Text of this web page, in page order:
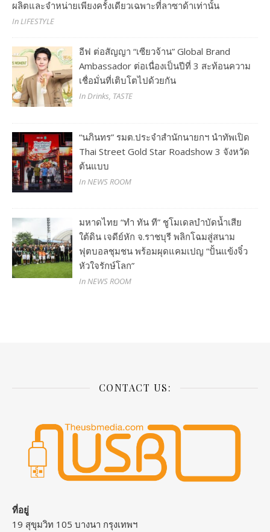
ผลิตและจำหน่ายเพียงครั้งเดียวเฉพาะที่ลาซาด้าเท่านั้น
In LIFESTYLE
อีฟ ต่อสัญญา “เซียวจ้าน” Global Brand
Ambassador ต่อเนื่องเป็นปีที่ 3 สะท้อนความ
เชื่อมั่นที่เติบโตไปด้วยกัน
In Drinks, TASTE
“นภินทร” รมต.ประจำสำนักนายกฯ นำทัพเปิด
Thai Street Gold Star Roadshow 3 จังหวัด
ต้นแบบ
In NEWS ROOM
มหาดไทย “ทำ ทัน ที” ชูโมเดลบำบัดน้ำเสีย
ใต้ดิน เจดีย์หัก จ.ราชบุรี พลิกโฉมสู่สนาม
ฟุตบอลชุมชน พร้อมผุดแคมเปญ “ปั้นแข้งจิ๋ว
หัวใจรักษ์โลก”
In NEWS ROOM
CONTACT US:
ที่อยู่
19 สุขุมวิท 105 บางนา กรุงเทพฯ